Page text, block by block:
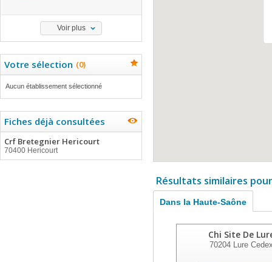
Voir plus
Votre sélection (0)
Aucun établissement sélectionné
Fiches déjà consultées
Crf Bretegnier Hericourt
70400 Hericourt
Résultats similaires
Dans la Haute-Saône
Chi Site De
70204 Lure